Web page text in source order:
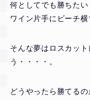
何としてでも勝ちた
ワイン片手にビーチ横
そんな夢はロスカッ
う・・・・。
どうやったら勝てるの